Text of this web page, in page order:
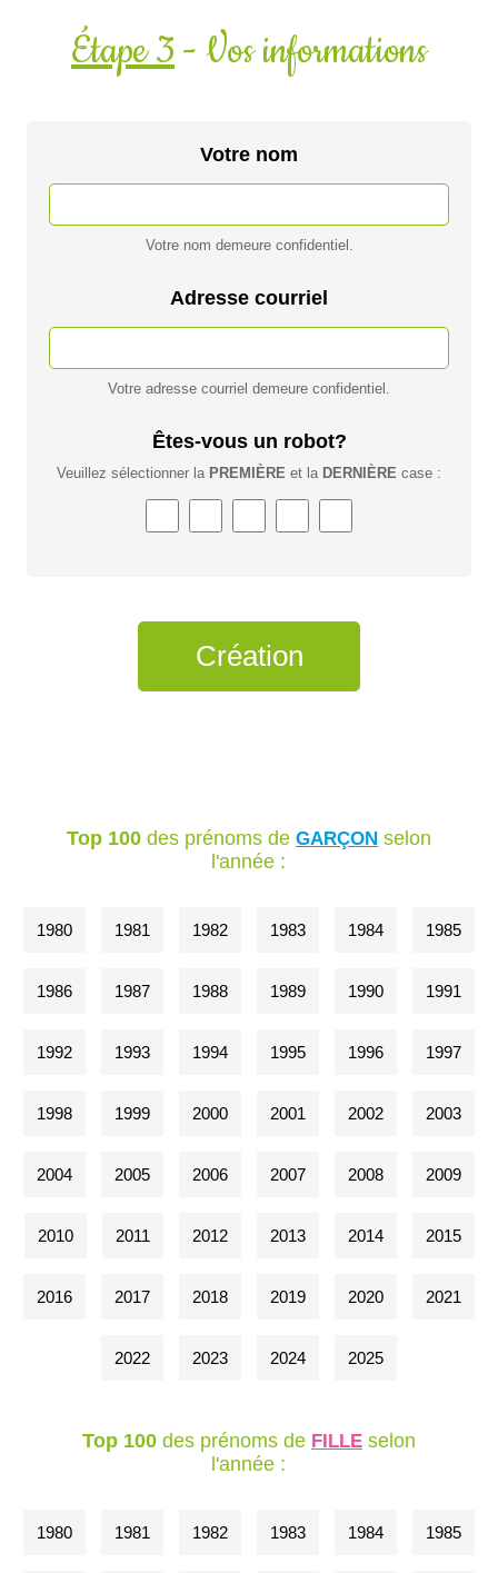
Étape 3- Vos informations
Votre nom
Votre nom demeure confidentiel.
Adresse courriel
Votre adresse courriel demeure confidentiel.
Êtes-vous un robot?
Veuillez sélectionner la PREMIÈRE et la DERNIÈRE case :
Top 100des prénoms de GARÇONselon
l'année :
1980 1981 1982 1983 1984 1985
1986 1987 1988 1989 1990 1991
1992 1993 1994 1995 1996 1997
1998 1999 2000 2001 2002 2003
2004 2005 2006 2007 2008 2009
2010 2011 2012 2013 2014 2015
2016 2017 2018 2019 2020 2021
2022 2023 2024 2025
Top 100des prénoms de FILLEselon
l'année :
1980 1981 1982 1983 1984 1985